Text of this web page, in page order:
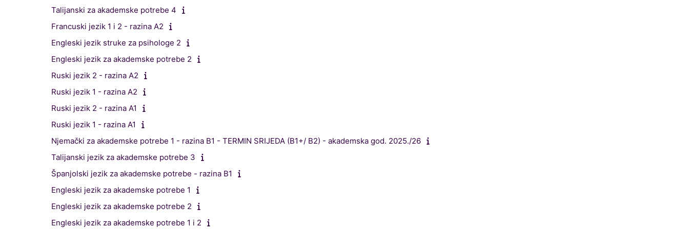
Talijanski za akademske potrebe 4
Francuski jezik 1 i 2 - razina A2
Engleski jezik struke za psihologe 2
Engleski jezik za akademske potrebe 2
Ruski jezik 2 - razina A2
Ruski jezik 1 - razina A2
Ruski jezik 2 - razina A1
Ruski jezik 1 - razina A1
Njemački za akademske potrebe 1 - razina B1 - TERMIN SRIJEDA (B1+/ B2) - akademska god. 2025./26
Talijanski jezik za akademske potrebe 3
Španjolski jezik za akademske potrebe - razina B1
Engleski jezik za akademske potrebe 1
Engleski jezik za akademske potrebe 2
Engleski jezik za akademske potrebe 1 i 2